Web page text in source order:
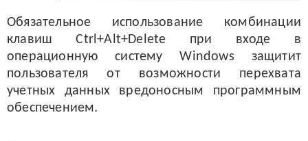
Обязательное использование комбинации
клавиш Ctrl+Alt+Delete при входе в
операционную систему Windows защитит
пользователя от возможности перехвата
учетных данных вредоносным программным
обеспечением.